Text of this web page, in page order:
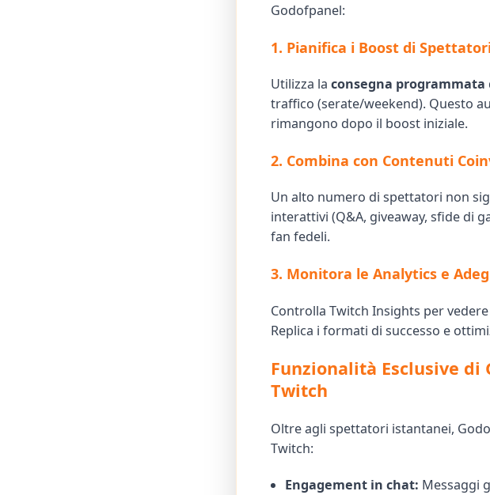
Godofpanel:
1. Pianifica i Boost di
Utilizza la consegna programmata
traffico (serate/weekend). Questo
rimangono dopo il boost iniziale.
2. Combina con Contenuti
Un alto numero di spettatori non
interattivi (Q&A, giveaway, sfide di
fan fedeli.
3. Monitora le Analytics e
Controlla Twitch Insights per
Replica i formati di successo e
Funzionalità Esclusive di
Twitch
Oltre agli spettatori istantanei,
Twitch:
Engagement in chat: Messaggi